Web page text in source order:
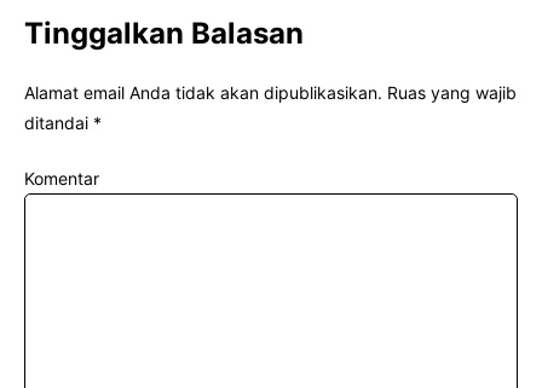
Tinggalkan Balasan
Alamat email Anda tidak akan dipublikasikan. Ruas yang wajib
ditandai *
Komentar